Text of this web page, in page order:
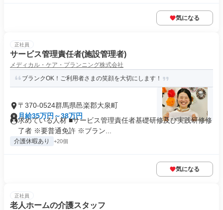
気になる
正社員
サービス管理責任者(施設管理者)
メディカル・ケア・プランニング株式会社
ブランクOK！ご利用者さまの笑顔を大切にします！
〒370-0524群馬県邑楽郡大泉町
月給35万円～38万円
求めている人材 ■サービス管理責任者基礎研修及び実践研修修
了者 ※要普通免許 ※ブラン...
介護休暇あり +20個
気になる
正社員
老人ホームの介護スタッフ